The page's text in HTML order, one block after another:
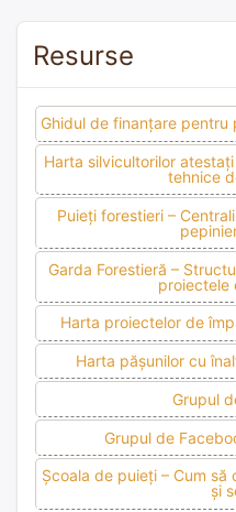
Resurse
Ghidul de finanțare
Harta silvicultorilor
tehnice
Puieți forestieri –
Garda Forestieră –
proiectele
Harta proiectelor de
Harta pășunilor cu
Grupul
Grupul de
Școala de puieți – Cum
și